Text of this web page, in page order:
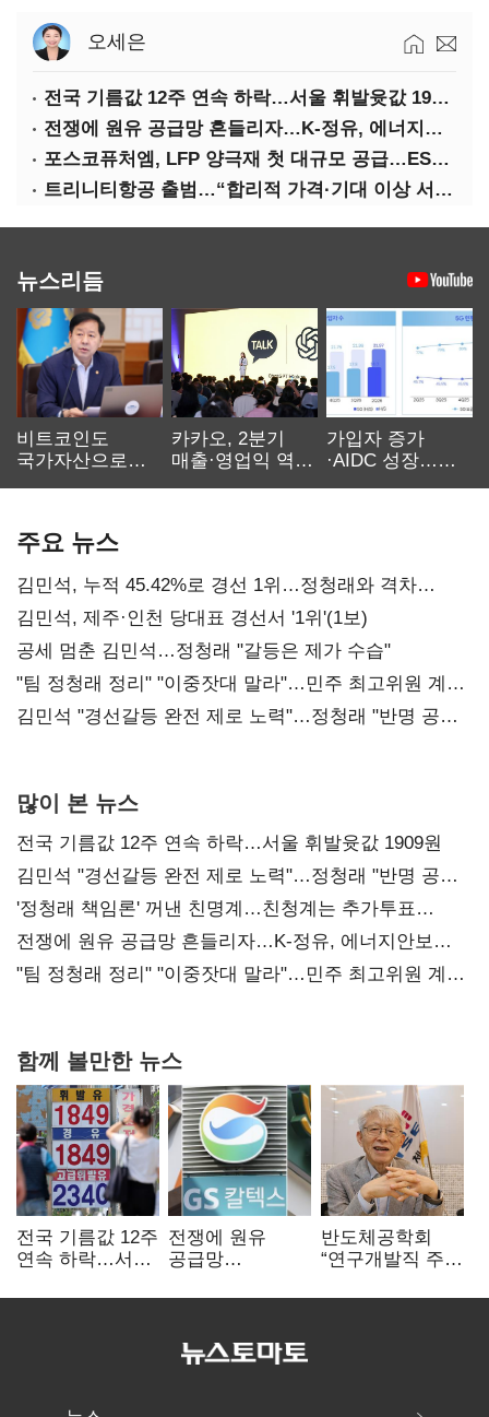
오세은
전국 기름값 12주 연속 하락…서울 휘발윳값 1909원
전쟁에 원유 공급망 흔들리자…K-정유, 에너지안보 핵심으로 재부상
포스코퓨처엠, LFP 양극재 첫 대규모 공급…ESS 시장 공략
트리니티항공 출범…“합리적 가격·기대 이상 서비스로 승부”
뉴스리듬
비트코인도
국가자산으로…'
카카오, 2분기
매출·영업익 역대
가입자 증가
·AIDC 성장…
주요 뉴스
김민석, 누적 45.42%로 경선 1위…정청래와 격차
0.86%p(2보)
김민석, 제주·인천 당대표 경선서 '1위'(1보)
공세 멈춘 김민석…정청래 "갈등은 제가 수습"
"팀 정청래 정리" "이중잣대 말라"…민주 최고위원 계파
다툼 격화
김민석 "경선갈등 완전 제로 노력"…정청래 "반명 공세
많이 본 뉴스
전국 기름값 12주 연속 하락…서울 휘발윳값 1909원
김민석 "경선갈등 완전 제로 노력"…정청래 "반명 공세
사과부터"
'정청래 책임론' 꺼낸 친명계…친청계는 추가투표
때리기
전쟁에 원유 공급망 흔들리자…K-정유, 에너지안보
핵심으로 재부상
"팀 정청래 정리" "이중잣대 말라"…민주 최고위원 계파
함께 볼만한 뉴스
전국 기름값 12주
연속 하락…서울
전쟁에 원유
공급망
정유, 에너지안보
반도체공학회
“연구개발직 주
개선해야”